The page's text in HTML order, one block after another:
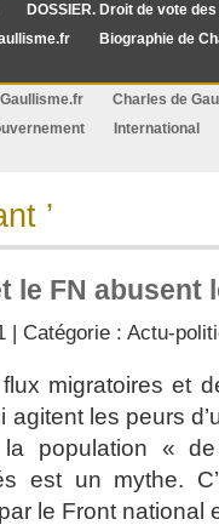
DOSSIER. Droit de vote
Biographie de
Charles de
International
’
le FN abusent
| Catégorie : Actu-
migratoires et
les peurs
la population «
est un mythe.
le Front national